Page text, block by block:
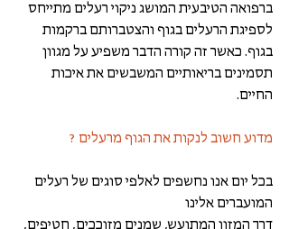
ברפואה הטיבעית המושג ניקוי רעלים מתייחס
לספיגת הרעלים בגוף והצטברותם ברקמות
בגוף. כאשר זה קורה הדבר משפיע על מגוון
תסמינים בריאותיים המשבשים את איכות
החיים.
מדוע חשוב לנקות את הגוף מרעלים ?
בכל יום אנו נחשפים לאלפי סוגים של רעלים
המועברים אלינו
דרך המזון המתועש, שמנים מזוככים, חטיפים,